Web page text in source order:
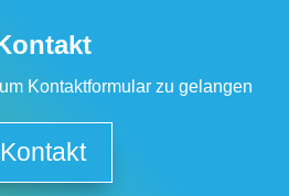
Kontaktformular zu gelangen
Kontakt